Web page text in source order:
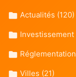
Actualités (120)
Investissement
Réglementation
Villes (21)